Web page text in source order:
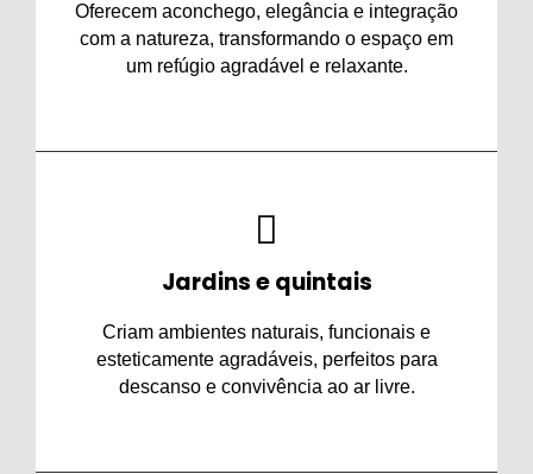
Oferecem aconchego, elegância e integração
com a natureza, transformando o espaço em
um refúgio agradável e relaxante.
Jardins e quintais
Criam ambientes naturais, funcionais e
esteticamente agradáveis, perfeitos para
descanso e convivência ao ar livre.